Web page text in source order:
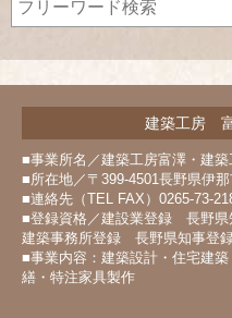
ブ
建築工房 富
■事業所名／建築工房富澤・建
■所在地／〒399-4501長野県伊
■連絡先（TEL FAX）0265-73-
■登録資格／建設業登録 長野県
建築事務所登録 長野県知事登
■事業内容：建築設計・住宅建
繕・特注家具製作